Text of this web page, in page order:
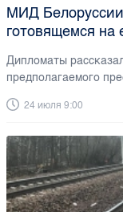
МИД
готовящемся на
Дипломаты
предполагаемого
24 июля 9:00